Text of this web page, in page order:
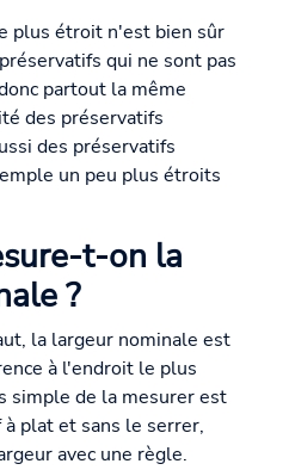
plus étroit n'est bien sûr
qui ne sont pas
partout la même
des préservatifs
des préservatifs
un peu plus étroits
t-on la
?
la largeur nominale est
à l'endroit le plus
simple de la mesurer est
plat et sans le serrer,
avec une règle.